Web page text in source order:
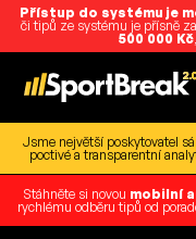
Přístup do systému je
či tipů ze systému je přísně
500 000 Kč
Jsme největší poskytovatel
poctivé a transparentní
Stáhněte si novou mobilní
rychlému odběru tipů od